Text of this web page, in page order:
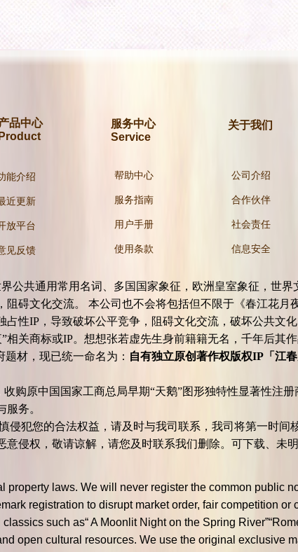
品中心
Product
能介绍
近更新
放平台
见反馈
帮助中心
服务指南
用户手册
使用条款
服务中心
Service
公司介绍
合作伙伴
社会责任
信息安全
关于我们
共通用常用名词、多国国家象征，欧洲皇室象征，世界
碍文化交流。 本公司也不会将包括但不限于《春江花月
独占性IP，导致破坏公平竞争，阻碍文化交流，破坏
关商标或IP。想想张若虚先生身前籍籍无名，千年后其
材，现已统一命名为： 自有独立原创著作权版权IP「江春
原中国国家工商总局早期“天鹅”图形独特性显著性注
与服务。
犯您的合法权益，请及时与我司联系，我司将第一时间
侵权，敬请谅解，请您及时联系我们删除。可下载、未
laws. We will never register the common public
registration to disrupt market order, fair competition
such as“ A Moonlit Night on the Spring
open cultural resources. We use the original exclusive